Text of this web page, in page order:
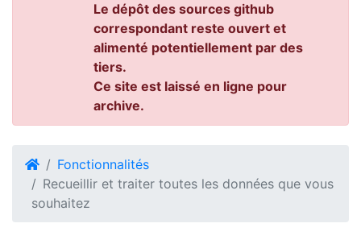
Le dépôt des sources github
correspondant reste ouvert et
alimenté potentiellement par des
tiers.
Ce site est laissé en ligne pour
archive.
Fonctionnalités
Recueillir et traiter toutes les données que vous
souhaitez